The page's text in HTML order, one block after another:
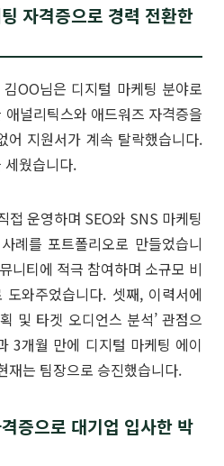
자격증으로 경력 전환한
OO님은 디지털 마케팅 분야로
널리틱스와 애드워즈 자격증을
어 지원서가 계속 탈락했습니다.
세웠습니다.
접 운영하며 SEO와 SNS 마케팅
례를 포트폴리오로 만들었습니
니티에 적극 참여하며 소규모 비
와주었습니다. 셋째, 이력서에
및 타겟 오디언스 분석’ 관점으
3개월 만에 디지털 마케팅 에이
재는 팀장으로 승진했습니다.
증으로 대기업 입사한 박